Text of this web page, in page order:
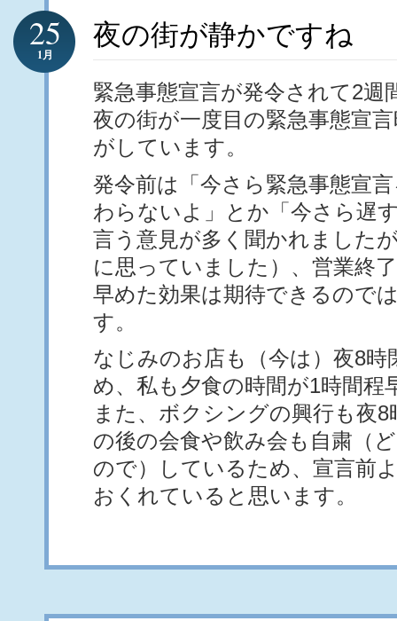
夜の街が静かですね
25
1月
緊急事態宣言が発令されて2週
夜の街が一度目の緊急事態宣
がしています。
発令前は「今さら緊急事態宣
わらないよ」とか「今さら遅
言う意見が多く聞かれました
に思っていました）、営業終
早めた効果は期待できるので
す。
なじみのお店も（今は）夜8時
め、私も夕食の時間が1時間程
また、ボクシングの興行も夜
の後の会食や飲み会も自粛（
ので）しているため、宣言前
おくれていると思います。